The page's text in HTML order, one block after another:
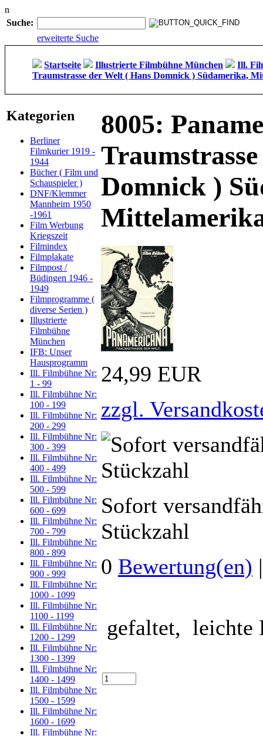
n
Suche:
erweiterte Suche
Startseite Illustrierte Filmbühne München
Ill.
Traumstrasse der Welt ( Hans Domnick ) Südamerika,
Kategorien
Berliner
Filmkurier 1919 -
1944
Bücher ( Film und
Schauspieler )
DNF/Klemmer
Mannheim 1950
-1961
Film Werbung
Kriegszeit
Filmindex
Filmplakate
Filmpost /
Büdingen 1946 -
1949
Filmprogramme (
diverse Serien )
Illustrierte
Filmbühne
München
IFB: Unser
Hausprogramm
Ill. Filmbühne Nr:
1 - 99
Ill. Filmbühne Nr:
100 - 199
Ill. Filmbühne Nr:
200 - 299
Ill. Filmbühne Nr:
300 - 399
Ill. Filmbühne Nr:
400 - 499
Ill. Filmbühne Nr:
500 - 599
Ill. Filmbühne Nr:
600 - 699
Ill. Filmbühne Nr:
700 - 799
Ill. Filmbühne Nr:
800 - 899
Ill. Filmbühne Nr:
900 - 999
Ill. Filmbühne Nr:
1000 - 1099
Ill. Filmbühne Nr:
1100 - 1199
Ill. Filmbühne Nr:
1200 - 1299
Ill. Filmbühne Nr:
1300 - 1399
Ill. Filmbühne Nr:
1400 - 1499
Ill. Filmbühne Nr:
1500 - 1599
Ill. Filmbühne Nr:
1600 - 1699
Ill. Filmbühne Nr:
8005:
Domnick )
24,99 EUR
zzgl.
Sofort
Stückzahl
0 Bewertung(en)
gefaltet, leichte